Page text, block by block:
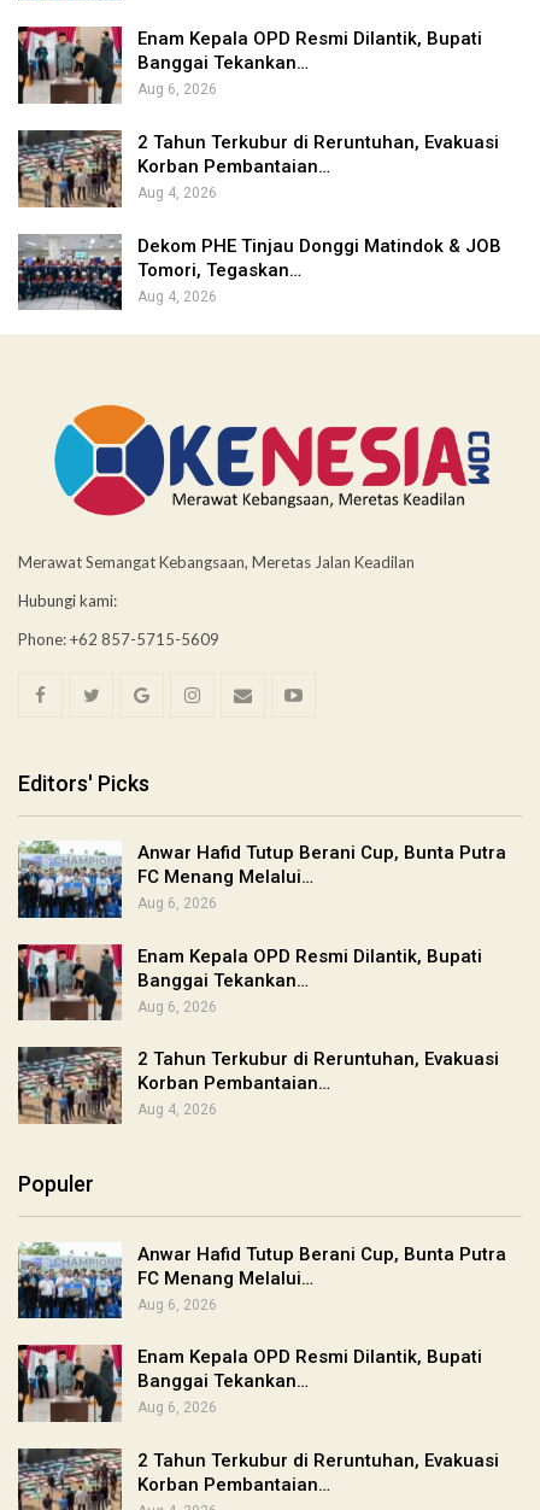
Enam Kepala OPD Resmi Dilantik, Bupati
Banggai Tekankan…
Aug 6, 2026
2 Tahun Terkubur di Reruntuhan, Evakuasi
Korban Pembantaian…
Aug 4, 2026
Dekom PHE Tinjau Donggi Matindok & JOB
Tomori, Tegaskan…
Aug 4, 2026
Merawat Semangat Kebangsaan, Meretas Jalan Keadilan
Hubungi kami:
Phone: +62 857-5715-5609
Editors' Picks
Anwar Hafid Tutup Berani Cup, Bunta Putra
FC Menang Melalui…
Aug 6, 2026
Enam Kepala OPD Resmi Dilantik, Bupati
Banggai Tekankan…
Aug 6, 2026
2 Tahun Terkubur di Reruntuhan, Evakuasi
Korban Pembantaian…
Aug 4, 2026
Populer
Anwar Hafid Tutup Berani Cup, Bunta Putra
FC Menang Melalui…
Aug 6, 2026
Enam Kepala OPD Resmi Dilantik, Bupati
Banggai Tekankan…
Aug 6, 2026
2 Tahun Terkubur di Reruntuhan, Evakuasi
Korban Pembantaian…